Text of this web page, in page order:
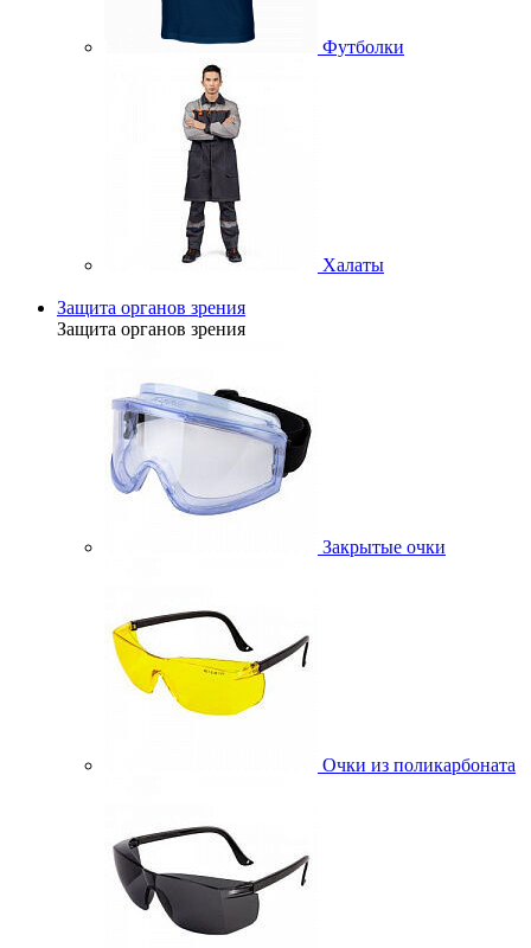
Футболки
Халаты
Защита органов зрения
Защита органов зрения
Закрытые очки
Очки из поликарбоната